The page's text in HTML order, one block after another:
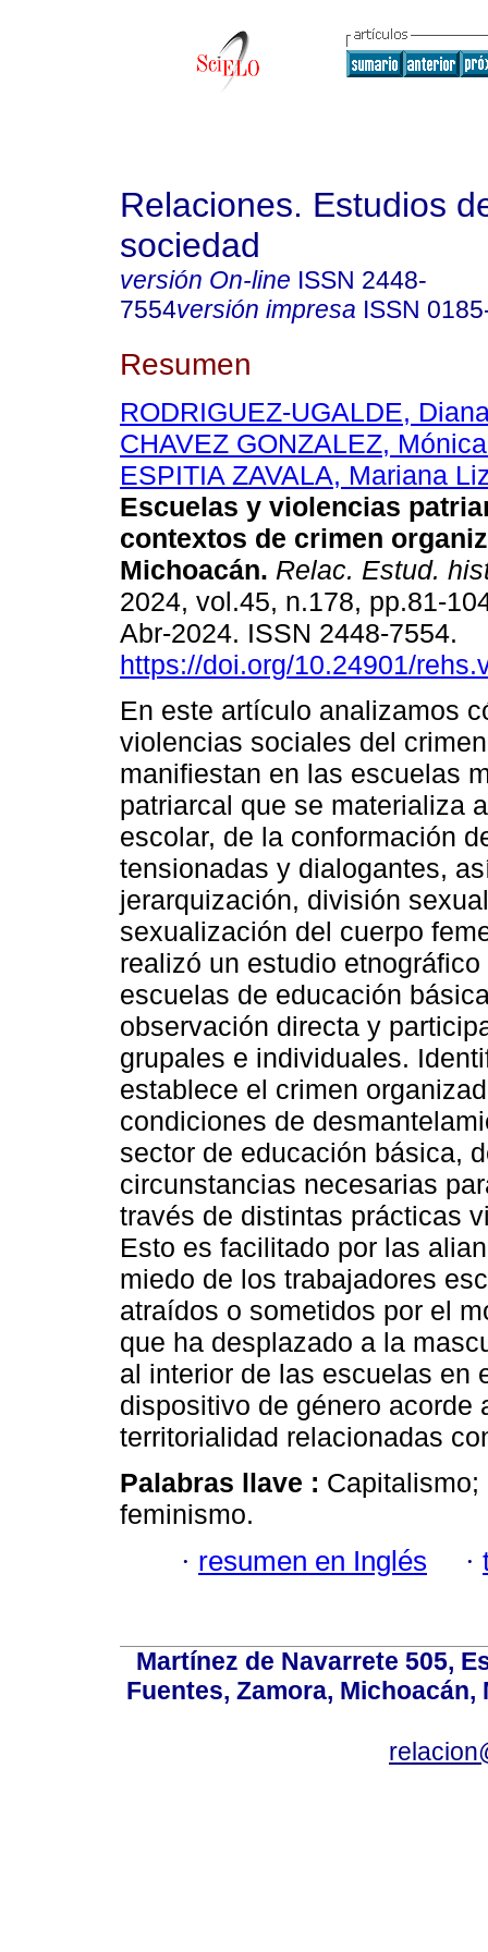
Relaciones. Estudios
sociedad
versión On-line ISSN 2448-
7554versión impresa ISSN
Resumen
RODRIGUEZ-UGALDE,
CHAVEZ GONZALEZ,
ESPITIA ZAVALA, Mariana
Escuelas y violencias
contextos de crimen
Michoacán. Relac. Estud.
2024, vol.45, n.178, pp.81-
Abr-2024. ISSN 2448-7554.
https://doi.org/10.24901/
En este artículo analizamos
violencias sociales del
manifiestan en las escuelas
patriarcal que se materializa
escolar, de la conformación
tensionadas y dialogantes,
jerarquización, división
sexualización del cuerpo
realizó un estudio
escuelas de educación
observación directa y
grupales e individuales.
establece el crimen
condiciones de
sector de educación básica,
circunstancias necesarias
través de distintas prácticas
Esto es facilitado por las
miedo de los trabajadores
atraídos o sometidos por el
que ha desplazado a la
al interior de las escuelas en
dispositivo de género
territorialidad relacionadas
Palabras llave :
feminismo.
· resumen en Inglés ·
Martínez de Navarrete 505,
Fuentes, Zamora, Michoacán,